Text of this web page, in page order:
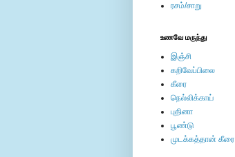
ரசம்/சாறு
உணவே மருந்து
இஞ்சி
கறிவேப்பிலை
கீரை
நெல்லிக்காய்
புதினா
பூண்டு
முடக்கத்தான் கீரை